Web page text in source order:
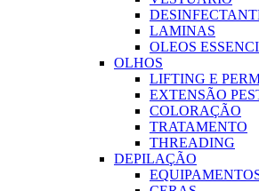
LAMINAS
OLEOS
OLHOS
LIFTING E
EXTENSÃO
COLORAÇÃO
TRATAMENTO
THREADING
DEPILAÇÃO